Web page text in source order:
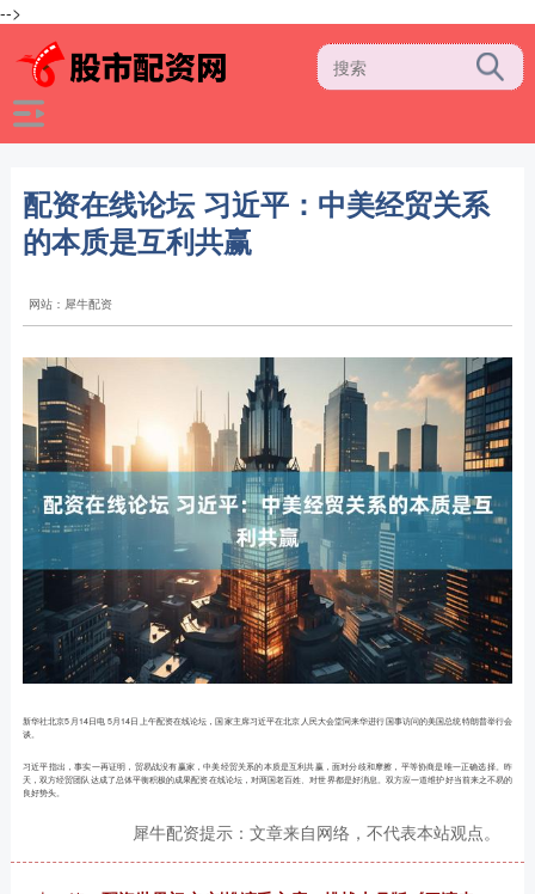
-->
配资在线论坛 习近平：中美经贸关系
的本质是互利共赢
网站：犀牛配资
新华社北京5月14日电 5月14日上午配资在线论坛，国家主席习近平在北京人民大会堂同来华进行国事访问的美国总统特朗普举行会
谈。
习近平指出，事实一再证明，贸易战没有赢家，中美经贸关系的本质是互利共赢，面对分歧和摩擦，平等协商是唯一正确选择。昨
天，双方经贸团队达成了总体平衡积极的成果配资在线论坛，对两国老百姓、对世界都是好消息。双方应一道维护好当前来之不易的
良好势头。
犀牛配资提示：文章来自网络，不代表本站观点。